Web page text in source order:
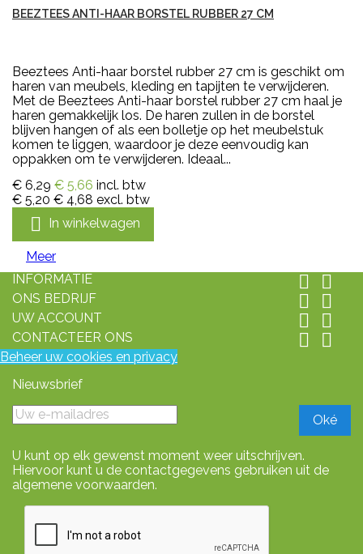
BEEZTEES ANTI-HAAR BORSTEL RUBBER 27 CM
Beeztees Anti-haar borstel rubber 27 cm is geschikt om
haren van meubels, kleding en tapijten te verwijderen.
Met de Beeztees Anti-haar borstel rubber 27 cm haal je
haren gemakkelijk los. De haren zullen in de borstel
blijven hangen of als een bolletje op het meubelstuk
komen te liggen, waardoor je deze eenvoudig kan
oppakken om te verwijderen. Ideaal...
€ 6,29 € 5,66 incl. btw
€ 5,20 € 4,68 excl. btw
 In winkelwagen
Meer
INFORMATIE
 
ONS BEDRIJF  
UW ACCOUNT  
CONTACTEER ONS  
Beheer uw cookies en privacy
Nieuwsbrief
U kunt op elk gewenst moment weer uitschrijven.
Hiervoor kunt u de contactgegevens gebruiken uit de
algemene voorwaarden.